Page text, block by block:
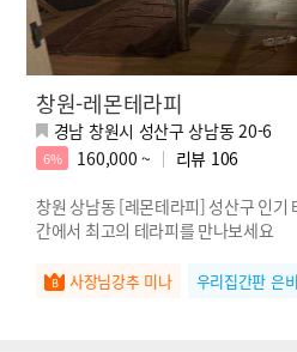
창원-레몬테라피
경남 창원시 성산구 상남동 20-6
6% 160,000 ~ 리뷰 106
창원 상남동 [레몬테라피] 성산구 인기
간에서 최고의 테라피를 만나보세요
사장님강추 미나 우리집간판 은비